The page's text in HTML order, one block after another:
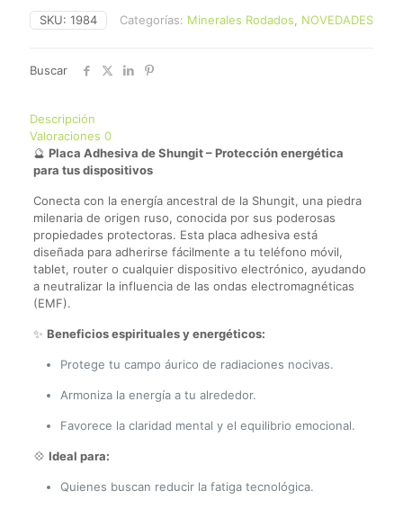
Shungit
cantidad
SKU: 1984 Categorías: Minerales Rodados NOVEDADES
Buscar
Descripción
Valoraciones 0
🔮 Placa Adhesiva de Shungit – Protección energética
para tus dispositivos
Conecta con la energía ancestral de la Shungit, una piedra
milenaria de origen ruso, conocida por sus poderosas
propiedades protectoras. Esta placa adhesiva está
diseñada para adherirse fácilmente a tu teléfono móvil,
tablet, router o cualquier dispositivo electrónico, ayudando
a neutralizar la influencia de las ondas electromagnéticas
(EMF).
✨ Beneficios espirituales y energéticos:
Protege tu campo áurico de radiaciones nocivas.
Armoniza la energía a tu alrededor.
Favorece la claridad mental y el equilibrio emocional.
💠 Ideal para:
Quienes buscan reducir la fatiga tecnológica.